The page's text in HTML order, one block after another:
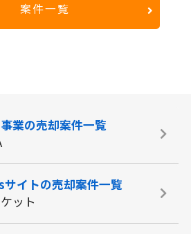
案件一覧
業の売却案件一覧
イトの売却案件一覧
ット